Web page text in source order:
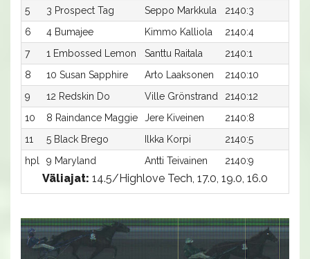
5
3 Prospect Tag Seppo Markkula 2140:3
6
4 Bumajee Kimmo Kalliola 2140:4
7
1 Embossed Lemon Santtu Raitala 2140:1
8
10 Susan Sapphire Arto Laaksonen 2140:10
9
12 Redskin Do Ville Grönstrand 2140:12
10
8 Raindance Maggie Jere Kiveinen 2140:8
11
5 Black Brego Ilkka Korpi 2140:5
hpl
9 Maryland Antti Teivainen 2140:9
Väliajat: 14.5/Highlove Tech, 17.0, 19.0, 16.0